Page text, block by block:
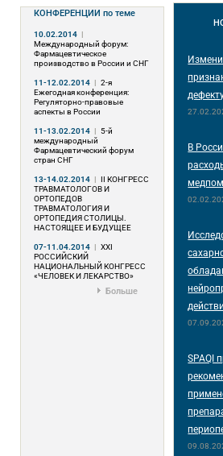
КОНФЕРЕНЦИИпо теме
10.02.2014 |
Международный форум:
Фармацевтическое
производство в России и СНГ
11-12.02.2014 | 2-я
Ежегодная конференция:
Регуляторно-правовые
аспекты в России
11-13.02.2014 | 5-й
международный
Фармацевтический форум
стран СНГ
13-14.02.2014 | II КОНГРЕСС
ТРАВМАТОЛОГОВ И
ОРТОПЕДОВ
ТРАВМАТОЛОГИЯ И
ОРТОПЕДИЯ СТОЛИЦЫ.
НАСТОЯЩЕЕ И БУДУЩЕЕ
07-11.04.2014 | XXI
РОССИЙСКИЙ
НАЦИОНАЛЬНЫЙ КОНГРЕСС
«ЧЕЛОВЕК И ЛЕКАРСТВО»
Больше
В
SPAQI